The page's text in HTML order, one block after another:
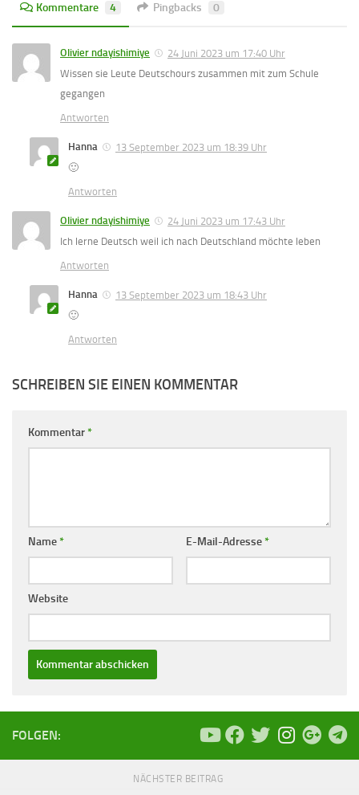
Kommentare 4 Pingbacks 0
Olivier ndayishimiye
24 Juni 2023 um 17:40 Uhr
Wissen sie Leute Deutschours zusammen mit zum Schule
gegangen
Antworten
Hanna
13 September 2023 um 18:39 Uhr
🙂
Antworten
Olivier ndayishimiye
24 Juni 2023 um 17:43 Uhr
Ich lerne Deutsch weil ich nach Deutschland möchte leben
Antworten
Hanna
13 September 2023 um 18:43 Uhr
🙂
Antworten
SCHREIBEN SIE EINEN KOMMENTAR
Kommentar*
Name* E-Mail-Adresse*
Website
FOLGEN:
NÄCHSTER BEITRAG